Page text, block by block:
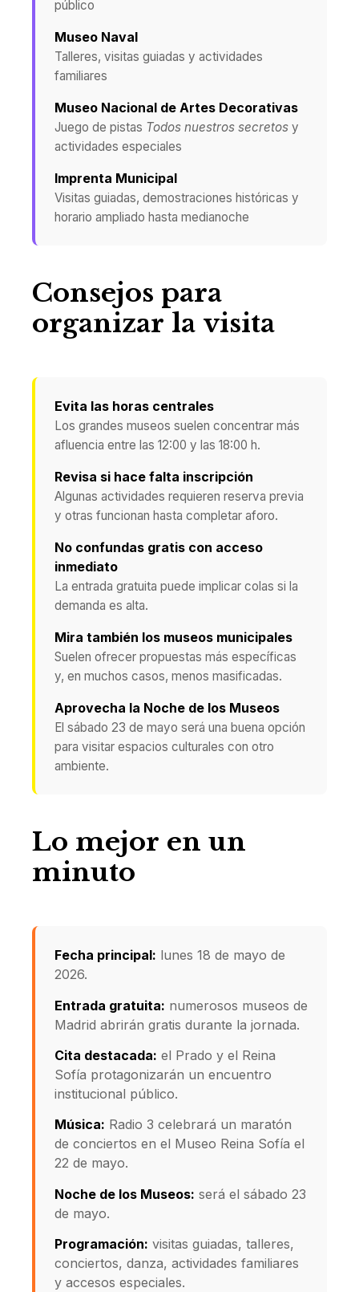
público
Museo Naval
Talleres, visitas guiadas y actividades
familiares
Museo Nacional de Artes Decorativas
Juego de pistas Todos nuestros secretos y
actividades especiales
Imprenta Municipal
Visitas guiadas, demostraciones históricas y
horario ampliado hasta medianoche
Consejos para
organizar la visita
Evita las horas centrales
Los grandes museos suelen concentrar más
afluencia entre las 12:00 y las 18:00 h.
Revisa si hace falta inscripción
Algunas actividades requieren reserva previa
y otras funcionan hasta completar aforo.
No confundas gratis con acceso
inmediato
La entrada gratuita puede implicar colas si la
demanda es alta.
Mira también los museos municipales
Suelen ofrecer propuestas más específicas
y, en muchos casos, menos masificadas.
Aprovecha la Noche de los Museos
El sábado 23 de mayo será una buena opción
para visitar espacios culturales con otro
ambiente.
Lo mejor en un
minuto
Fecha principal: lunes 18 de mayo de
2026.
Entrada gratuita: numerosos museos de
Madrid abrirán gratis durante la jornada.
Cita destacada: el Prado y el Reina
Sofía protagonizarán un encuentro
institucional público.
Música: Radio 3 celebrará un maratón
de conciertos en el Museo Reina Sofía el
22 de mayo.
Noche de los Museos: será el sábado 23
de mayo.
Programación: visitas guiadas, talleres,
conciertos, danza, actividades familiares
y accesos especiales.